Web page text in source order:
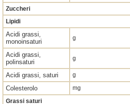
Zuccheri
Lipidi
Acidi grassi,
monoinsaturi
g
Acidi grassi,
polinsaturi
g
Acidi grassi, saturi g
Colesterolo mg
Grassi saturi